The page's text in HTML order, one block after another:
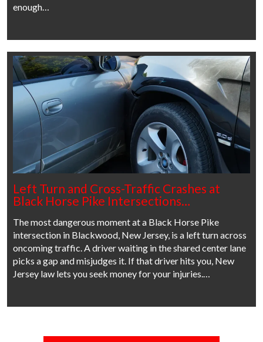
enough…
Left Turn and Cross-Traffic Crashes at
Black Horse Pike Intersections…
The most dangerous moment at a Black Horse Pike
intersection in Blackwood, New Jersey, is a left turn across
oncoming traffic. A driver waiting in the shared center lane
picks a gap and misjudges it. If that driver hits you, New
Jersey law lets you seek money for your injuries.…